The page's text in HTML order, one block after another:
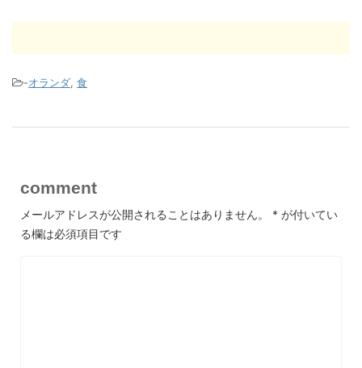
-オランダ, 食
comment
メールアドレスが公開されることはありません。 * が付いてい
る欄は必須項目です